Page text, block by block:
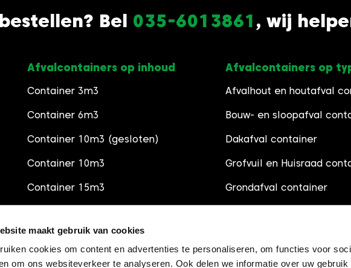
maakt gebruik van cookies
cookies om content en advertenties te personaliseren, om functies voor
om ons websiteverkeer te analyseren. Ook delen we informatie over uw
Bel 035-6013861, wij
Afvalcontainers op inhoud
Container 3m3
Container 6m3
Container 10m3 (gesloten)
Container 10m3
Container 15m3
Afvalcontainers op
Afvalhout en houtafval
Bouw- en sloopafval
Dakafval container
Grofvuil en Huisraad
Grondafval container
Grindsoorten